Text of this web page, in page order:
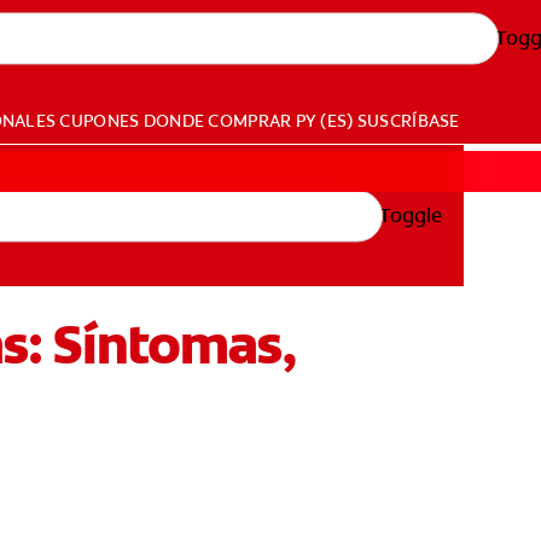
CUPONES DONDE COMPRAR PY (ES) SUSCRÍBASE
Toggle
Síntomas,